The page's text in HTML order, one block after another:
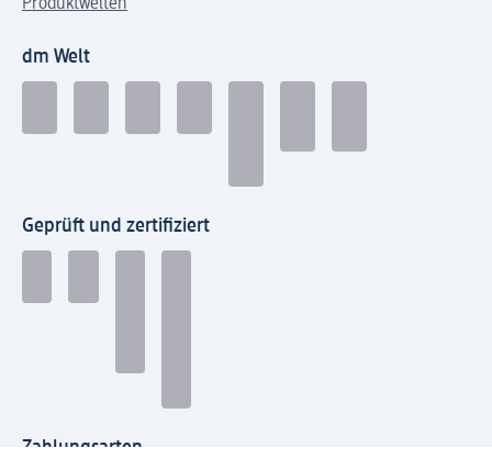
Produktwelten
dm Welt
Geprüft und zertifiziert
Zahlungsarten